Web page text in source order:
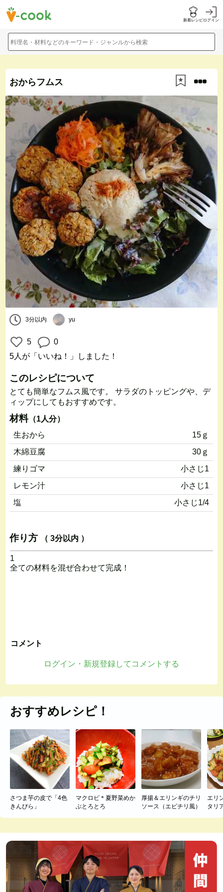
新着レシピログイン
料理名・材料などのキーワード・ジャンルから検索
おからフムス
3分以内 yu
5
0
5人 が「いいね！」しました！
このレシピについて
とても簡単なフムス風です。 サラダのトッピングや、デ
ィップにしてもおすすめです。
材料（1人分）
生おから
15ｇ
木綿豆腐
30ｇ
練りゴマ
小さじ1
レモン汁
小さじ1
塩
小さじ1/4
作り方 （ 3分以内 ）
1
全ての材料を混ぜ合わせて完成！
コメント
ログイン・新規登録してコメントする
おすすめレシピ！
さつま芋の皮で「4色
きんぴら」
マクロビ＊夏野菜めか
ぶとろとろ
厚揚＆エリンギのチリ
ソース（エビチリ風）
エリ
タリ